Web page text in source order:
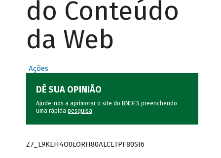
do Conteúdo
da Web
Ações
DÊ SUA OPINIÃO
Ajude-nos a aprimorar o site do BNDES preenchendo
uma rápida pesquisa.
Z7_L9KEH4O0LORH80ALCLTPF80SI6